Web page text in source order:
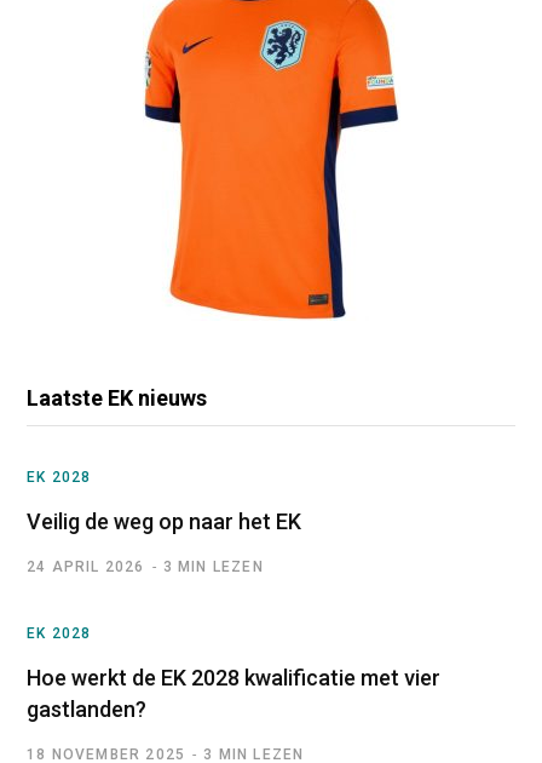
Laatste EK nieuws
EK 2028
Veilig de weg op naar het EK
24 APRIL 2026 3 MIN LEZEN
EK 2028
Hoe werkt de EK 2028 kwalificatie met vier
gastlanden?
18 NOVEMBER 2025 3 MIN LEZEN